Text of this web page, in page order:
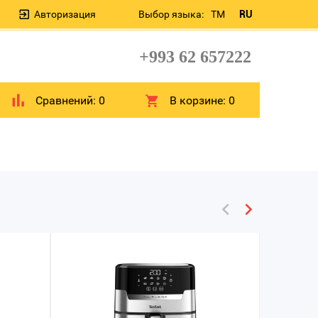
Выбор языка: TM RU
Авторизация
+993 62 657222
Сравнений: 0 В корзине:0